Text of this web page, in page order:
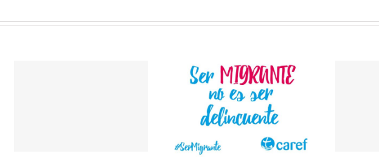
Página Abierta: Jornada
de debate sobre el
Anteproyecto de Ley
Socialel